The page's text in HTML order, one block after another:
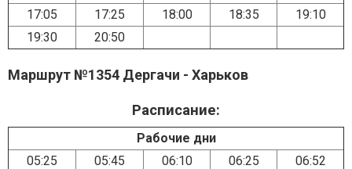
17:05
17:25 18:00 18:35
19:10
19:30
20:50
Маршрут №1354 Дергачи - Харьков
Расписание:
Рабочие дни
05:25
05:45 06:10 06:25
06:52